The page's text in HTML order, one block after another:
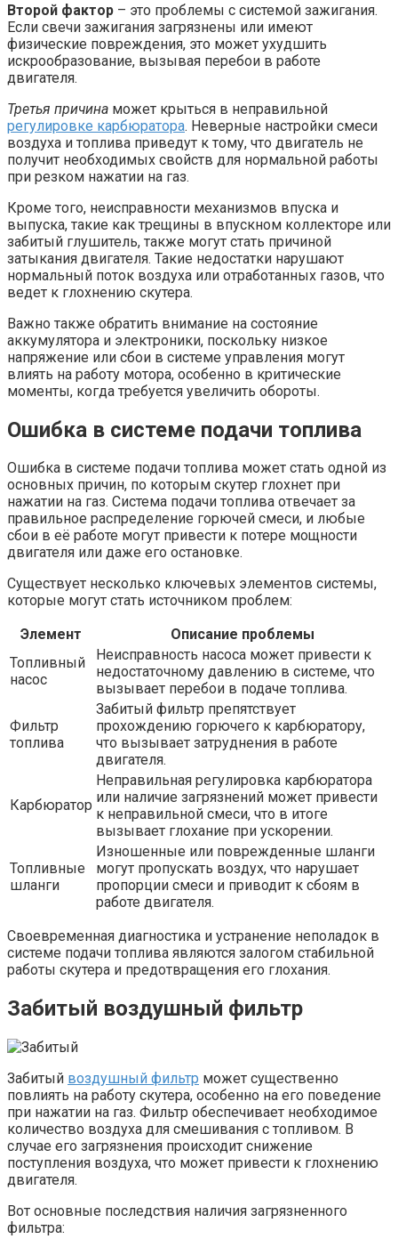
Второй фактор – это проблемы с системой зажигания.
Если свечи зажигания загрязнены или имеют
физические повреждения, это может ухудшить
искрообразование, вызывая перебои в работе
двигателя.
Третья причина может крыться в неправильной
регулировке карбюратора. Неверные настройки смеси
воздуха и топлива приведут к тому, что двигатель не
получит необходимых свойств для нормальной работы
при резком нажатии на газ.
Кроме того, неисправности механизмов впуска и
выпуска, такие как трещины в впускном коллекторе или
забитый глушитель, также могут стать причиной
затыкания двигателя. Такие недостатки нарушают
нормальный поток воздуха или отработанных газов, что
ведет к глохнению скутера.
Важно также обратить внимание на состояние
аккумулятора и электроники, поскольку низкое
напряжение или сбои в системе управления могут
влиять на работу мотора, особенно в критические
моменты, когда требуется увеличить обороты.
Ошибка в системе подачи топлива
Ошибка в системе подачи топлива может стать одной из
основных причин, по которым скутер глохнет при
нажатии на газ. Система подачи топлива отвечает за
правильное распределение горючей смеси, и любые
сбои в её работе могут привести к потере мощности
двигателя или даже его остановке.
Существует несколько ключевых элементов системы,
которые могут стать источником проблем:
Элемент
Описание проблемы
Топливный
насос
Неисправность насоса может привести к
недостаточному давлению в системе, что
вызывает перебои в подаче топлива.
Фильтр
топлива
Забитый фильтр препятствует
прохождению горючего к карбюратору,
что вызывает затруднения в работе
двигателя.
Карбюратор
Неправильная регулировка карбюратора
или наличие загрязнений может привести
к неправильной смеси, что в итоге
вызывает глохание при ускорении.
Топливные
шланги
Изношенные или поврежденные шланги
могут пропускать воздух, что нарушает
пропорции смеси и приводит к сбоям в
работе двигателя.
Своевременная диагностика и устранение неполадок в
системе подачи топлива являются залогом стабильной
работы скутера и предотвращения его глохания.
Забитый воздушный фильтр
Забитый воздушный фильтр может существенно
повлиять на работу скутера, особенно на его поведение
при нажатии на газ. Фильтр обеспечивает необходимое
количество воздуха для смешивания с топливом. В
случае его загрязнения происходит снижение
поступления воздуха, что может привести к глохнению
двигателя.
Вот основные последствия наличия загрязненного
фильтра: